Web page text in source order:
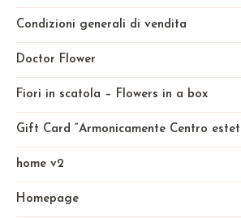
Condizioni generali di vendita
Doctor Flower
Fiori in scatola – Flowers in a box
Gift Card “Armonicamente Centro
home v2
Homepage